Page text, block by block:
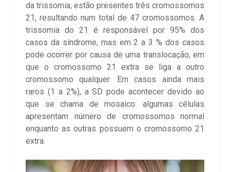
da trissomia, estão presentes três cromossomos
21, resultando num total de 47 cromossomos. A
trissomia do 21 é responsável por 95% dos
casos da síndrome, mas em 2 a 3 % dos casos
pode ocorrer por causa de uma translocação, em
que o cromossomo 21 extra se liga a outro
cromossomo qualquer. Em casos ainda mais
raros (1 a 2%), a SD pode acontecer devido ao
que se chama de mosaico: algumas células
apresentam número de cromossomos normal
enquanto as outras possuem o cromossomo 21
extra.